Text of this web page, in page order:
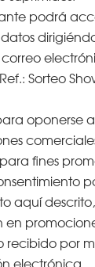
podrá
Sorteo
oponerse
fines
aquí
en
recibido por
electrónica.